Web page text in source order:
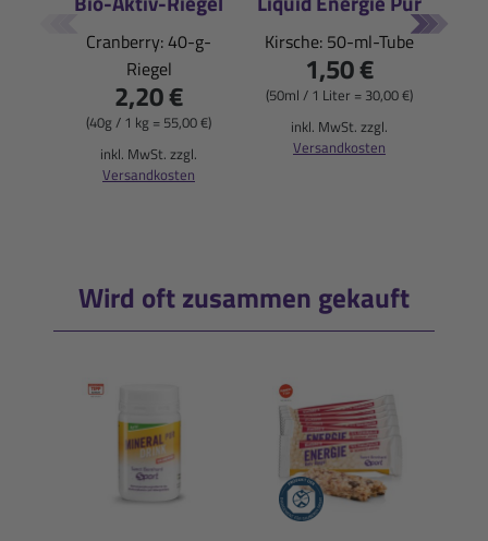
Cranberry: 40-g-
Riegel
2,20 €
(40g / 1 kg = 55,00 €)
inkl. MwSt. zzgl.
Versandkosten
Kirsche: 50-ml-Tube
1,50 €
(50ml / 1 Liter = 30,00 €)
inkl. MwSt. zzgl.
Versandkosten
Wird oft zusammen gekauft